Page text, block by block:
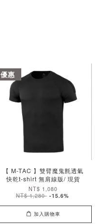
優惠
【 M-TAC 】雙臂魔鬼氈透氣
快乾t-shirt 無肩線版/ 現貨
NT$ 1,080
NT$ 1,280 -15.6%
加入購物車